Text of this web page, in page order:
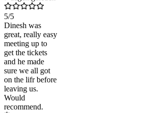
5/5
Dinesh was
great, really easy
meeting up to
get the tickets
and he made
sure we all got
on the lifr before
leaving us.
Would
recommend.